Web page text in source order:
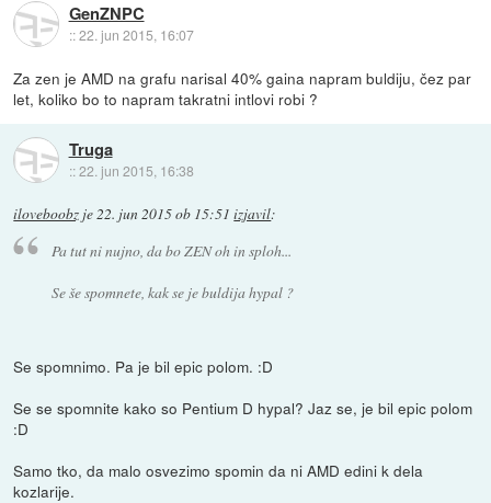
GenZNPC
::22. jun 2015, 16:07
Za zen je AMD na grafu narisal 40% gaina napram buldiju, čez par
let, koliko bo to napram takratni intlovi robi ?
Truga
::22. jun 2015, 16:38
iloveboobz je22. jun 2015 ob 15:51 izjavil:
Pa tut ni nujno, da bo ZEN oh in sploh...
Se še spomnete, kak se je buldija hypal ?
Se spomnimo. Pa je bil epic polom. :D
Se se spomnite kako so Pentium D hypal? Jaz se, je bil epic polom
:D
Samo tko, da malo osvezimo spomin da ni AMD edini k dela
kozlarije.